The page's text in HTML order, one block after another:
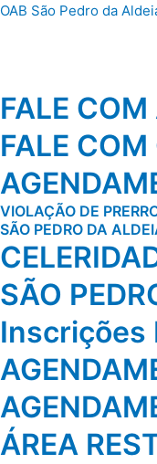
Ir
OAB São Pedro da
FALE
FALE COM
VIOLAÇÃO DE
SÃO PEDRO DA
SÃO
Inscrições
ÁREA